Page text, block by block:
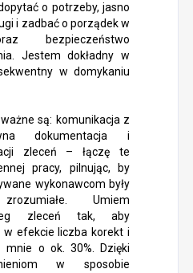
o potrzeby, jasno
i zadbać o porządek w
bezpieczeństwo
Jestem dokładny w
w domykaniu
są: komunikacja z
dokumentacja i
zleceń – łączę te
pracy, pilnując, by
wykonawcom były
Umiem
zleceń tak, aby
w efekcie liczba korekt i
mnie o ok. 30%. Dzięki
w sposobie